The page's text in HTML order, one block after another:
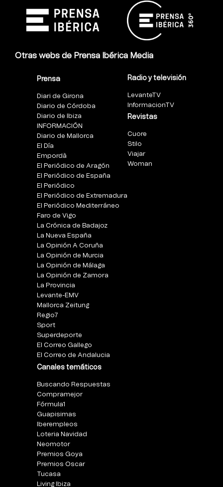
Otras webs de Prensa Ibérica Media
Prensa
Diari de Girona
Diario de Córdoba
Diario de Ibiza
INFORMACIÓN
Diario de Mallorca
El Día
Empordà
El Periódico de Aragón
El Periódico de España
El Periódico
El Periódico de Extremadura
El Periódico Mediterráneo
Faro de Vigo
La Crónica de Badajoz
La Nueva España
La Opinión A Coruña
La Opinión de Murcia
La Opinión de Málaga
La Opinión de Zamora
La Provincia
Levante-EMV
Mallorca Zeitung
Regio7
Sport
Superdeporte
El Correo Gallego
El Correo de Andalucia
Canales temáticos
Buscando Respuestas
Compramejor
Fórmula1
Guapisimas
Iberempleos
Loteria Navidad
Neomotor
Premios Goya
Premios Oscar
Tucasa
Living Ibiza
Radio y televisión
LevanteTV
InformacionTV
Revistas
Cuore
Stilo
Viajar
Woman